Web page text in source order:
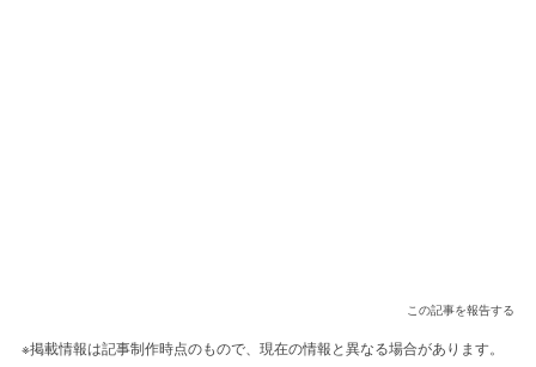
この記事を報告する
※掲載情報は記事制作時点のもので、現在の情報と異なる場合があります。